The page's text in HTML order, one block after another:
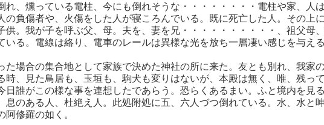
れ、燻っている電柱、今にも倒れそうな・・・・・・・・電柱や家、人
の負傷者や、火傷をした人が寝ころんでいる。既に死亡した人。その上
供。我が子を呼ぶ父、母。夫を、妻を兄・・・・・・・・・・、祖父母
いる。電線は絡り、電車のレールは異様な光を放ち一層凄い感じを与える
た場合の集合地として家族で決めた神社の所に来た。友とも別れ、我家
時、見た鳥居も、玉垣も、駒犬も変りはないが、本殿は無く、唯、残っ
日誰がこの様な事を連想したであらう。恐らくあるまい。ふと境内を見
息のある人、杜絶え人。此処附処に五、六人づつ倒れている。水、水と
阿修羅の如く。